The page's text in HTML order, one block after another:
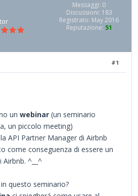
Messaggi: 0
Discussioni: 183
Registrato: May 2016
Reputazione: 51
#1
un webinar (un seminario
un piccolo meeting)
API Partner Manager di Airbnb
come conseguenza di essere un
^__^
questo seminario?